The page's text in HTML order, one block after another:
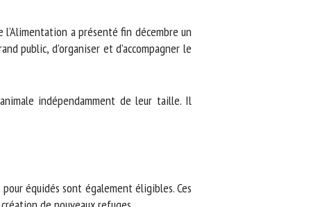
a présenté fin décembre un
public, d’organiser et d’accompagner le
indépendamment de leur taille. Il
équidés sont également éligibles. Ces